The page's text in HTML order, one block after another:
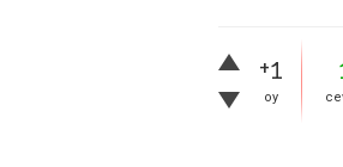
+1
oy